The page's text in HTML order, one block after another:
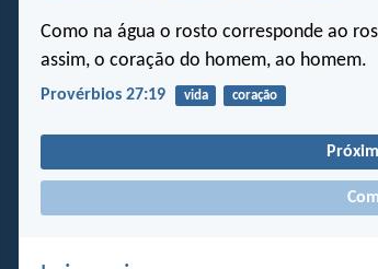
Como na água o rosto corresponde ao
assim, o coração do homem, ao homem.
Provérbios 27:19 vida coração